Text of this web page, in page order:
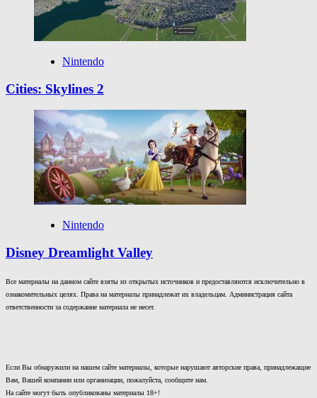
Nintendo
Cities: Skylines 2
Nintendo
Disney Dreamlight Valley
Все материалы на данном сайте взяты из открытых источников и предоставляются исключительно в
ознакомительных целях. Права на материалы принадлежат их владельцам. Администрация сайта
ответственности за содержание материала не несет.
Если Вы обнаружили на нашем сайте материалы, которые нарушают авторские права, принадлежащие
Вам, Вашей компании или организации, пожалуйста, сообщите нам.
На сайте могут быть опубликованы материалы 18+!